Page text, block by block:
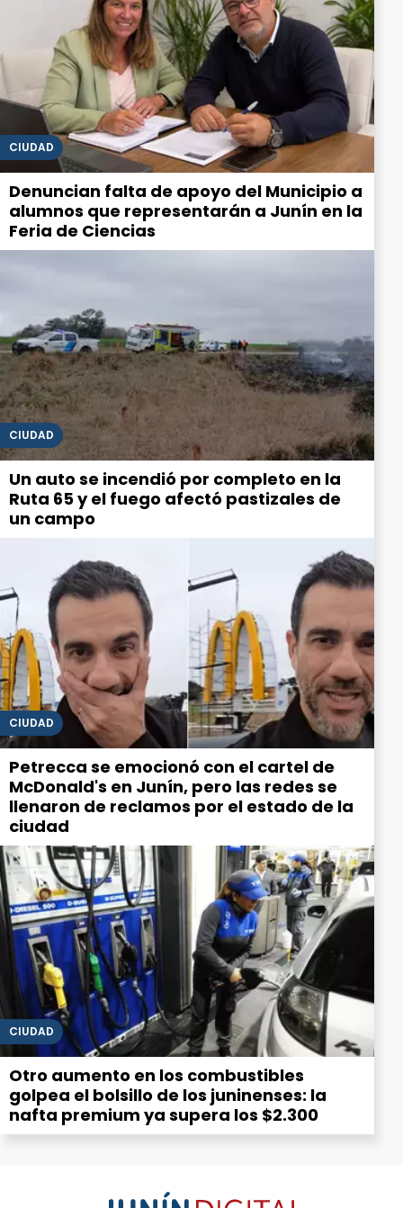
CIUDAD
Denuncian falta de apoyo del Municipio a
alumnos que representarán a Junín en la
Feria de Ciencias
CIUDAD
Un auto se incendió por completo en la
Ruta 65 y el fuego afectó pastizales de
un campo
CIUDAD
Petrecca se emocionó con el cartel de
McDonald's en Junín, pero las redes se
llenaron de reclamos por el estado de la
ciudad
CIUDAD
Otro aumento en los combustibles
golpea el bolsillo de los juninenses: la
nafta premium ya supera los $2.300